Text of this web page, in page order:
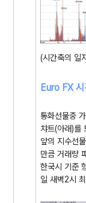
(시간축의 일
Euro FX
통화선물중
챠트(아래)를
앞의 지수선
만큼 거래량
한국시 기준
일 새벽2시